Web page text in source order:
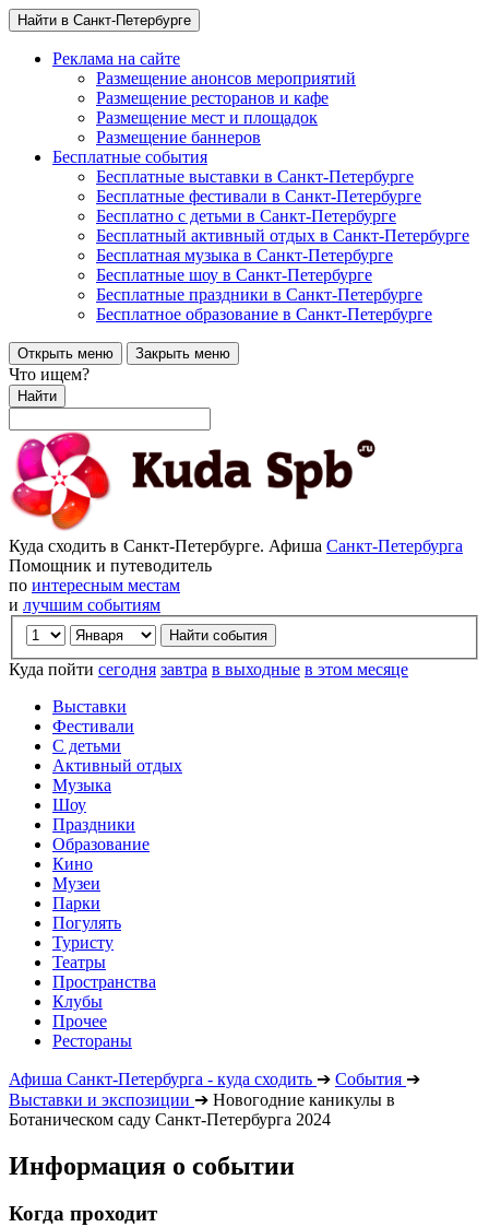
Найти в Санкт-Петербурге
Реклама на сайте
Размещение анонсов мероприятий
Размещение ресторанов и кафе
Размещение мест и площадок
Размещение баннеров
Бесплатные события
Бесплатные выставки в Санкт-Петербурге
Бесплатные фестивали в Санкт-Петербурге
Бесплатно с детьми в Санкт-Петербурге
Бесплатный активный отдых в Санкт-Петербурге
Бесплатная музыка в Санкт-Петербурге
Бесплатные шоу в Санкт-Петербурге
Бесплатные праздники в Санкт-Петербурге
Бесплатное образование в Санкт-Петербурге
Открыть меню Закрыть меню
Что ищем?
Найти
Куда сходить в Санкт-Петербурге. Афиша Санкт-Петербурга
Помощник и путеводитель
по интересным местам
и лучшим событиям
Куда пойти сегодня завтра в выходные в этом месяце
Выставки
Фестивали
С детьми
Активный отдых
Музыка
Шоу
Праздники
Образование
Кино
Музеи
Парки
Погулять
Туристу
Театры
Пространства
Клубы
Прочее
Рестораны
Афиша Санкт-Петербурга - куда сходить ➔ События ➔
Выставки и экспозиции ➔ Новогодние каникулы в
Ботаническом саду Санкт-Петербурга 2024
Информация о событии
Когда проходит